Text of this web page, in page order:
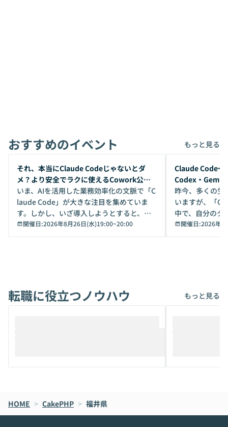
おすすめのイベント もっと見る
開催前
それ、本当にClaude Codeじゃないとダ
メ？より安全でラクに使えるCowork公開
デモ
いま、AIを活用した業務効率化の文脈で「C
laude Code」が大きな注目を集めていま
す。しかし、いざ導入しようとすると、セ
キュリティ面の懸念や権限管理のハードル
から、気軽に使えないケースも多いのでは
けでなく、想像以上の範囲まで自動化でき
ることは、まだあまり知られていません。
メルカリでの判断基準をもとに「なぜClau
oworkの基本的な機能をご紹介いただきま
す。 続く公開デモでは、実際にCoworkを
開催日:2026年8月26日(水)19:00~20:00
開催前
Claude Code一
Codex・
昨今、多くの生
いますが、「
中で、自分のタ
いいのか」を自
か？ 「なんとなく誰かが良いと言っていた
は、評判では
ているAIを選ぶこ
それぞれの本当
ント構築の最前
開催日:2026年8
転職に役立つノウハウ もっと見る
HOME > CakePHP > 福井県